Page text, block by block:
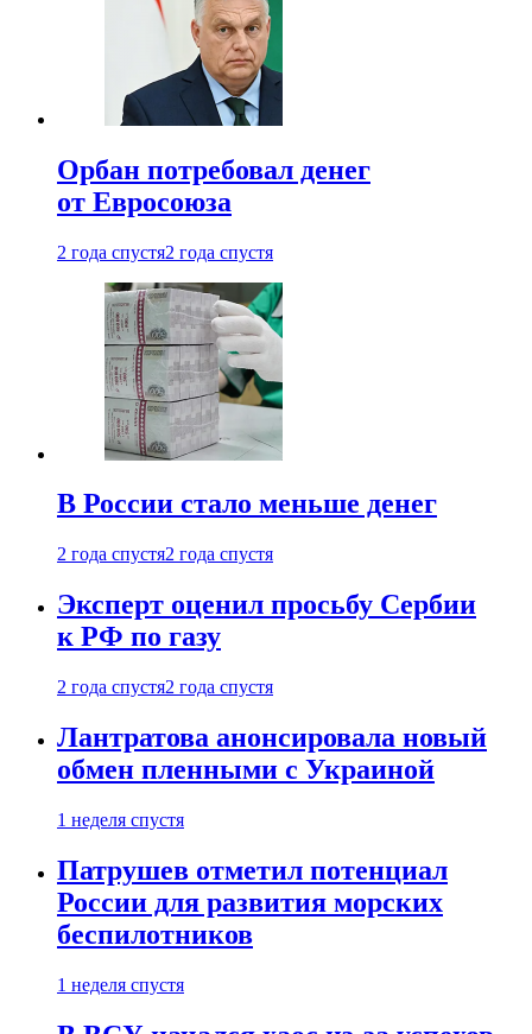
Орбан потребовал денег
от Евросоюза
2 года спустя2 года спустя
В России стало меньше денег
2 года спустя2 года спустя
Эксперт оценил просьбу Сербии
к РФ по газу
2 года спустя2 года спустя
Лантратова анонсировала новый
обмен пленными с Украиной
1 неделя спустя
Патрушев отметил потенциал
России для развития морских
беспилотников
1 неделя спустя